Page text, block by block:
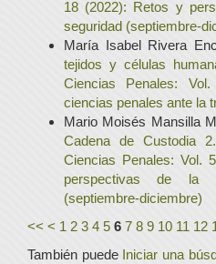
18 (2022): Retos y
seguridad (septiembre-
María Isabel Rivera
tejidos y células
Ciencias Penales:
ciencias penales ante la
Mario Moisés Mansilla
Cadena de Custodia
Ciencias Penales: Vol.
perspectivas de la
(septiembre-diciembre)
<< < 1 2 3 4 5 6 7 8 9 10 11 12
También puede Iniciar una